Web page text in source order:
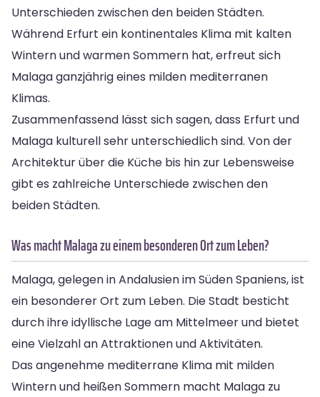
Unterschieden zwischen den beiden Städten.
Während Erfurt ein kontinentales Klima mit kalten
Wintern und warmen Sommern hat, erfreut sich
Malaga ganzjährig eines milden mediterranen
Klimas.
Zusammenfassend lässt sich sagen, dass Erfurt und
Malaga kulturell sehr unterschiedlich sind. Von der
Architektur über die Küche bis hin zur Lebensweise
gibt es zahlreiche Unterschiede zwischen den
beiden Städten.
Was macht Malaga zu einem besonderen Ort zum Leben?
Malaga, gelegen in Andalusien im Süden Spaniens, ist
ein besonderer Ort zum Leben. Die Stadt besticht
durch ihre idyllische Lage am Mittelmeer und bietet
eine Vielzahl an Attraktionen und Aktivitäten.
Das angenehme mediterrane Klima mit milden
Wintern und heißen Sommern macht Malaga zu